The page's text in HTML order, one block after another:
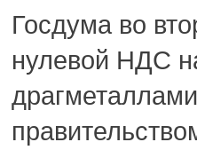
Госдума во
нулевой НДС